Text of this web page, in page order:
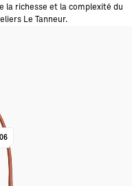
la richesse et la complexité du
Le Tanneur.
3
4L'ÉLÉMENT 5
ALLER À L'ÉLÉMENT 6
06